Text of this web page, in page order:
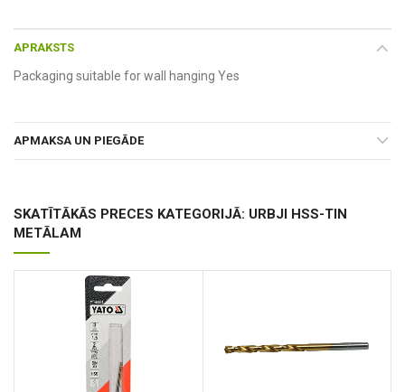
APRAKSTS
Packaging suitable for wall hanging Yes
APMAKSA UN PIEGĀDE
SKATĪTĀKĀS PRECES KATEGORIJĀ: URBJI HSS-TIN
METĀLAM